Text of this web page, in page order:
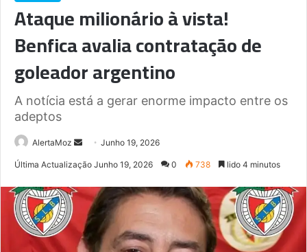
Ataque milionário à vista!
Benfica avalia contratação de
goleador argentino
A notícia está a gerar enorme impacto entre os
adeptos
AlertaMoz
SendJunho 19, 2026
Última Actualização Junho 19, 2026 0 738 lido 4 minutos